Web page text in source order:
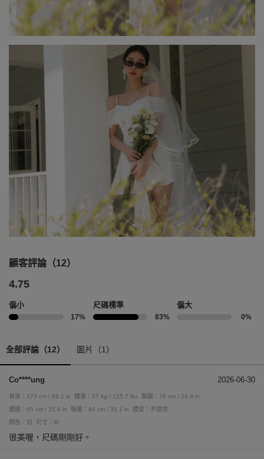
顧客評論（12）
4.75
偏小
17%
尺碼標準
83%
偏大
0%
全部評論（12） 圖片（1）
Co****ung 2026-06-30
身高：173 cm / 68.1 in 體重：57 kg / 125.7 lbs
胸圍：76 cm / 29.9 in
腰圍：65 cm / 25.6 in
臀圍：84 cm / 33.1 in
體型：不提供
顏色：白
尺寸：M
很美喔，尺碼剛剛好。